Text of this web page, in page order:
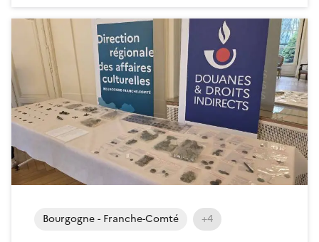
Bourgogne - Franche-Comté +4